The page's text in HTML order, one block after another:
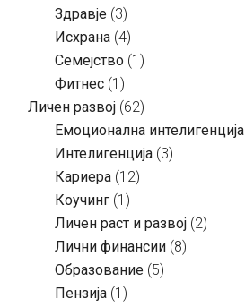
Здравје (3)
Исхрана (4)
Семејство (1)
Фитнес (1)
Личен развој (62)
Емоционална интелигенција
Интелигенција (3)
Кариера (12)
Коучинг (1)
Личен раст и развој (2)
Лични финансии (8)
Образование (5)
Пензија (1)